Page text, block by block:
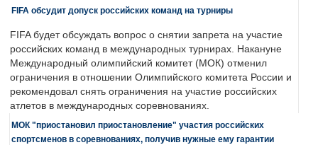
FIFA обсудит допуск российских команд на турниры
FIFA будет обсуждать вопрос о снятии запрета на участие
российских команд в международных турнирах. Накануне
Международный олимпийский комитет (МОК) отменил
ограничения в отношении Олимпийского комитета России и
рекомендовал снять ограничения на участие российских
атлетов в международных соревнованиях.
МОК "приостановил приостановление" участия российских
спортсменов в соревнованиях, получив нужные ему гарантии